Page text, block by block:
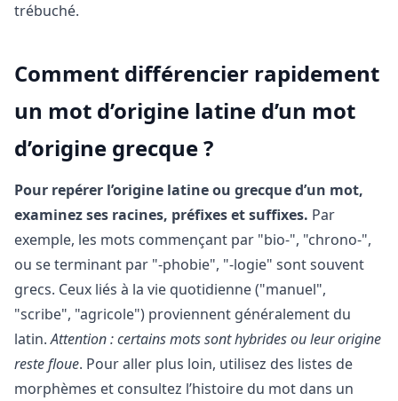
trébuché.
Comment différencier rapidement
un mot d’origine latine d’un mot
d’origine grecque ?
Pour repérer l’origine latine ou grecque d’un mot,
examinez ses racines, préfixes et suffixes. Par
exemple, les mots commençant par "bio-", "chrono-",
ou se terminant par "-phobie", "-logie" sont souvent
grecs. Ceux liés à la vie quotidienne ("manuel",
"scribe", "agricole") proviennent généralement du
latin.Attention : certains mots sont hybrides ou leur origine
reste floue. Pour aller plus loin, utilisez des listes de
morphèmes et consultez l’histoire du mot dans un